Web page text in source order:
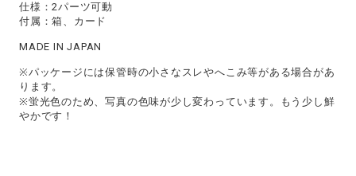
仕様：2パーツ可動
付属：箱、カード
MADE IN JAPAN
※パッケージには保管時の小さなスレやへこみ等がある場合があ
ります。
※蛍光色のため、写真の色味が少し変わっています。もう少し鮮
やかです！